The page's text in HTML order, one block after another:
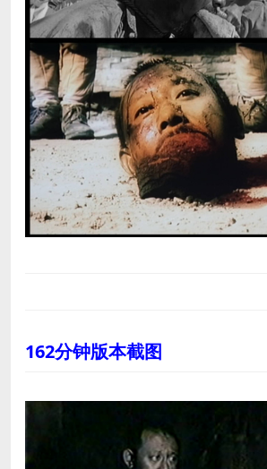
162分钟版本截图